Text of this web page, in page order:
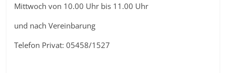
Mittwoch von 10.00 Uhr bis 11.00 Uhr
und nach Vereinbarung
Telefon Privat: 05458/1527